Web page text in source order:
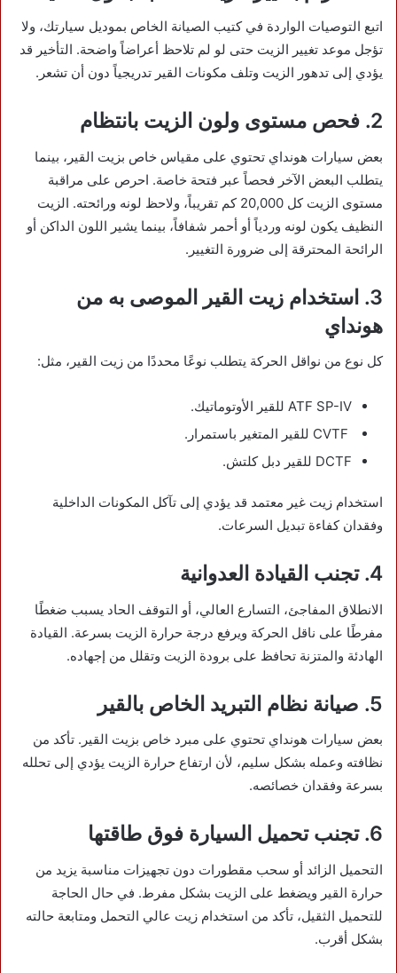
اتبع التوصيات الواردة في كتيب الصيانة الخاص بموديل سيارتك، ولا
تؤجل موعد تغيير الزيت حتى لو لم تلاحظ أعراضاً واضحة. التأخير قد
يؤدي إلى تدهور الزيت وتلف مكونات القير تدريجياً دون أن تشعر.
2. فحص مستوى ولون الزيت بانتظام
بعض سيارات هونداي تحتوي على مقياس خاص بزيت القير، بينما
يتطلب البعض الآخر فحصاً عبر فتحة خاصة. احرص على مراقبة
مستوى الزيت كل 20,000 كم تقريباً، ولاحظ لونه ورائحته. الزيت
النظيف يكون لونه وردياً أو أحمر شفافاً، بينما يشير اللون الداكن أو
الرائحة المحترقة إلى ضرورة التغيير.
3. استخدام زيت القير الموصى به من
هونداي
كل نوع من نواقل الحركة يتطلب نوعًا محددًا من زيت القير، مثل:
ATF SP-IV للقير الأوتوماتيك.
DCTF للقير دبل كلتش.
استخدام زيت غير معتمد قد يؤدي إلى تآكل المكونات الداخلية
وفقدان كفاءة تبديل السرعات.
4. تجنب القيادة العدوانية
الانطلاق المفاجئ، التسارع العالي، أو التوقف الحاد يسبب ضغطًا
مفرطًا على ناقل الحركة ويرفع درجة حرارة الزيت بسرعة. القيادة
الهادئة والمتزنة تحافظ على برودة الزيت وتقلل من إجهاده.
5. صيانة نظام التبريد الخاص بالقير
بعض سيارات هونداي تحتوي على مبرد خاص بزيت القير. تأكد من
نظافته وعمله بشكل سليم، لأن ارتفاع حرارة الزيت يؤدي إلى تحلله
بسرعة وفقدان خصائصه.
6. تجنب تحميل السيارة فوق طاقتها
التحميل الزائد أو سحب مقطورات دون تجهيزات مناسبة يزيد من
حرارة القير ويضغط على الزيت بشكل مفرط. في حال الحاجة
للتحميل الثقيل، تأكد من استخدام زيت عالي التحمل ومتابعة حالته
بشكل أقرب.